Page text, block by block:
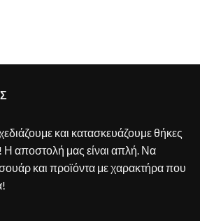
και κατασκευάζουμε θήκες
Η αποστολή μας είναι απλή. Να
και προϊόντα με χαρακτήρα που